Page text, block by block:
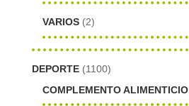
VARIOS (2)
DEPORTE (1100)
COMPLEMENTO ALIMENTICIO